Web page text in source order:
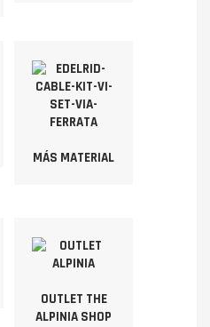
MÁS MATERIAL
OUTLET THE
ALPINIA SHOP